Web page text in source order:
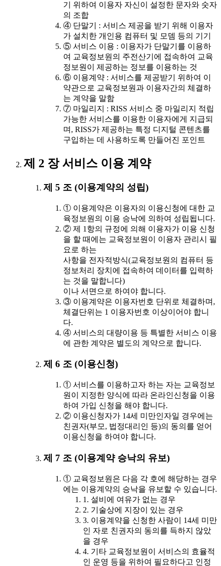
기 위하여 이용자 자신이 설정한 문자와 숫자
의 조합
④ 단말기 : 서비스 제공을 받기 위해 이용자
가 설치한 개인용 컴퓨터 및 모뎀 등의 기기
⑤ 서비스 이용 : 이용자가 단말기를 이용하
여 교육정보원의 주전산기에 접속하여 교육
정보원이 제공하는 정보를 이용하는 것
⑥ 이용계약 : 서비스를 제공받기 위하여 이
약관으로 교육정보원과 이용자간의 체결하
는 계약을 말함
⑦ 마일리지 : RISS 서비스 중 마일리지 적립
가능한 서비스를 이용한 이용자에게 지급되
며, RISS가 제공하는 특정 디지털 콘텐츠를
구입하는 데 사용하도록 만들어진 포인트
제 2 장 서비스 이용 계약
제 5 조 (이용계약의 성립)
① 이용계약은 이용자의 이용신청에 대한 교
육정보원의 이용 승낙에 의하여 성립됩니다.
② 제 1항의 규정에 의해 이용자가 이용 신청
을 할 때에는 교육정보원이 이용자 관리시 필
요로 하는
사항을 전자적방식(교육정보원의 컴퓨터 등
정보처리 장치에 접속하여 데이터를 입력하
는 것을 말합니다)
이나 서면으로 하여야 합니다.
③ 이용계약은 이용자번호 단위로 체결하며,
체결단위는 1 이용자번호 이상이어야 합니
다.
④ 서비스의 대량이용 등 특별한 서비스 이용
에 관한 계약은 별도의 계약으로 합니다.
제 6 조 (이용신청)
① 서비스를 이용하고자 하는 자는 교육정보
원이 지정한 양식에 따라 온라인신청을 이용
하여 가입 신청을 해야 합니다.
② 이용신청자가 14세 미만인자일 경우에는
친권자(부모, 법정대리인 등)의 동의를 얻어
이용신청을 하여야 합니다.
제 7 조 (이용계약 승낙의 유보)
① 교육정보원은 다음 각 호에 해당하는 경우
에는 이용계약의 승낙을 유보할 수 있습니다.
1. 설비에 여유가 없는 경우
2. 기술상에 지장이 있는 경우
3. 이용계약을 신청한 사람이 14세 미만
인 자로 친권자의 동의를 득하지 않았
을 경우
4. 기타 교육정보원이 서비스의 효율적
인 운영 등을 위하여 필요하다고 인정